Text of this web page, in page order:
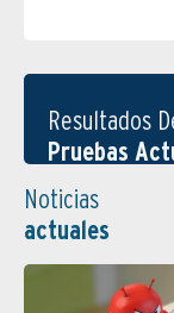
Resultados
Pruebas
Noticias
actuales